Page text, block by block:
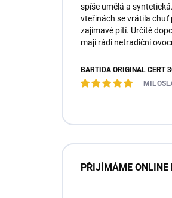
spíše umělá a
vteřinách se vrátila chuť
zajímavé pití. Určitě
mají rádi netradiční
BARTIDA ORIGINÁL ČERT
PŘIJÍMÁME ONLINE